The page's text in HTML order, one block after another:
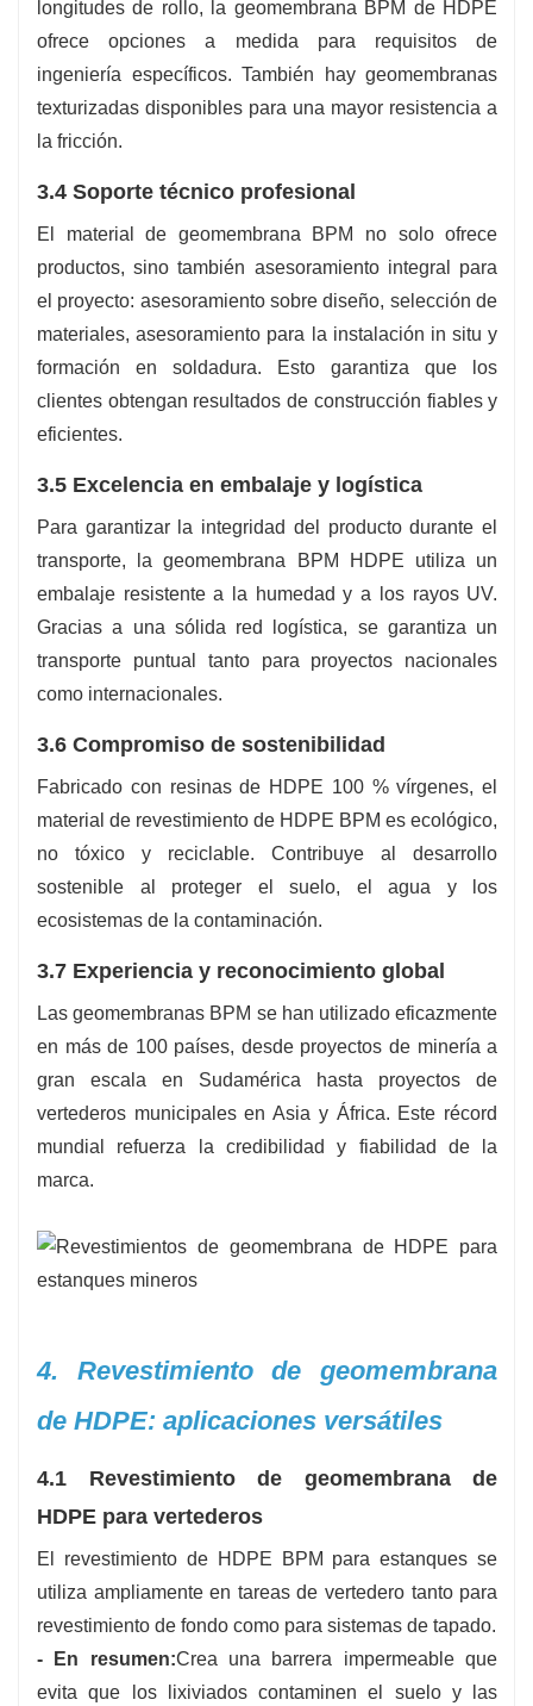
longitudes de rollo, la geomembrana BPM de HDPE
ofrece opciones a medida para requisitos de
ingeniería específicos. También hay geomembranas
texturizadas disponibles para una mayor resistencia a
la fricción.
3.4 Soporte técnico profesional
El material de geomembrana BPM no solo ofrece
productos, sino también asesoramiento integral para
el proyecto: asesoramiento sobre diseño, selección de
materiales, asesoramiento para la instalación in situ y
formación en soldadura. Esto garantiza que los
clientes obtengan resultados de construcción fiables y
eficientes.
3.5 Excelencia en embalaje y logística
Para garantizar la integridad del producto durante el
transporte, la geomembrana BPM HDPE utiliza un
embalaje resistente a la humedad y a los rayos UV.
Gracias a una sólida red logística, se garantiza un
transporte puntual tanto para proyectos nacionales
como internacionales.
3.6 Compromiso de sostenibilidad
Fabricado con resinas de HDPE 100 % vírgenes, el
material de revestimiento de HDPE BPM es ecológico,
no tóxico y reciclable. Contribuye al desarrollo
sostenible al proteger el suelo, el agua y los
ecosistemas de la contaminación.
3.7 Experiencia y reconocimiento global
Las geomembranas BPM se han utilizado eficazmente
en más de 100 países, desde proyectos de minería a
gran escala en Sudamérica hasta proyectos de
vertederos municipales en Asia y África. Este récord
mundial refuerza la credibilidad y fiabilidad de la
marca.
4. Revestimiento de geomembrana
de HDPE: aplicaciones versátiles
4.1 Revestimiento de geomembrana de
HDPE para vertederos
El revestimiento de HDPE BPM para estanques se
utiliza ampliamente en tareas de vertedero tanto para
revestimiento de fondo como para sistemas de tapado.
- En resumen:Crea una barrera impermeable que
evita que los lixiviados contaminen el suelo y las